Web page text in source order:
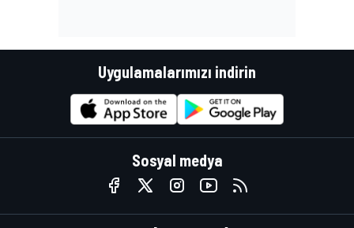
Uygulamalarımızı indirin
Sosyal medya